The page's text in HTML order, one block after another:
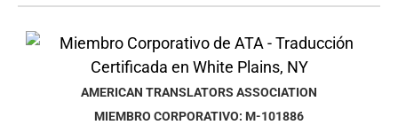
AMERICAN TRANSLATORS ASSOCIATION
MIEMBRO CORPORATIVO: M-101886